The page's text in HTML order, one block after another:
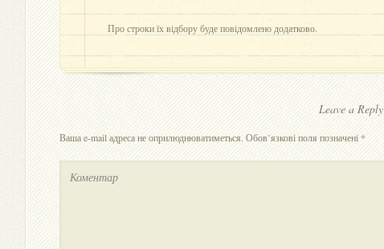
Про строки їх відбору буде повідомлено додатково.
Leave a Reply
Ваша e-mail адреса не оприлюднюватиметься.Обов’язкові поля позначені*